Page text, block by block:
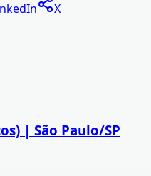
X
| São Paulo/SP